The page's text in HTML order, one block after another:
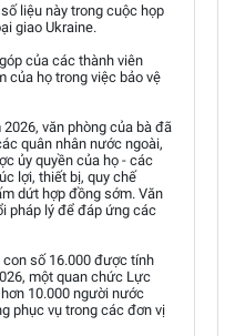
liệu này trong cuộc họp
giao Ukraine.
của các thành viên
của họ trong việc bảo vệ
văn phòng của bà đã
quân nhân nước ngoài,
ủy quyền của họ - các
lợi, thiết bị, quy chế
dứt hợp đồng sớm. Văn
pháp lý để đáp ứng các
số 16.000 được tính
một quan chức Lực
10.000 người nước
phục vụ trong các đơn vị